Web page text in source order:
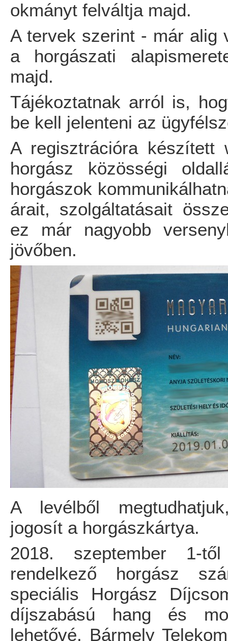
okmányt felváltja majd.
A tervek szerint - már alig
a horgászati
majd.
Tájékoztatnak arról is,
be kell jelenteni az
A regisztrációra készített
horgász közösségi
horgászok
árait, szolgáltatásait
ez már nagyobb
jövőben.
A levélből
jogosít a horgászkártya.
2018. szeptember 1-
rendelkező horgász
speciális Horgász
díjszabású hang és
lehetővé. Bármely